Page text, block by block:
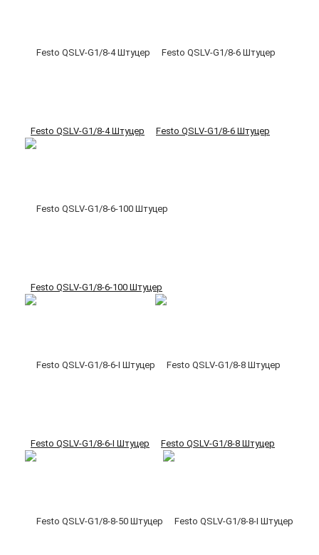
Festo QSLV-G1/8-4 Штуцер Festo QSLV-G1/8-6 Штуцер
Festo QSLV-G1/8-6-100 Штуцер
Festo QSLV-G1/8-6-I Штуцер Festo QSLV-G1/8-8 Штуцер